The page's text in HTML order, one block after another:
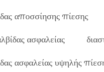
αποσσίησης πίεσης
ασφαλείας
ασφαλείας υψηλής